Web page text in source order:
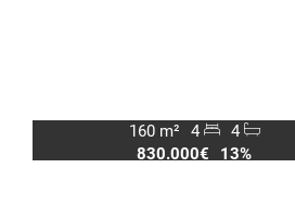
160 m² 4
4
830.000€
13%